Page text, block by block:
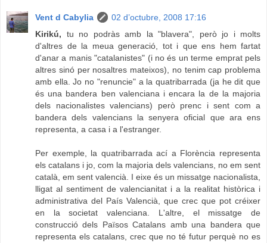
Vent d Cabylia
02 d’octubre, 2008 17:16
Kirikú, tu no podràs amb la "blavera", però jo i molts
d'altres de la meua generació, tot i que ens hem fartat
d'anar a manis "catalanistes" (i no és un terme emprat pels
altres sinó per nosaltres mateixos), no tenim cap problema
amb ella. Jo no "renuncie" a la quatribarrada (ja he dit que
és una bandera ben valenciana i encara la de la majoria
dels nacionalistes valencians) però prenc i sent com a
bandera dels valencians la senyera oficial que ara ens
representa, a casa i a l'estranger.
Per exemple, la quatribarrada ací a Florència representa
els catalans i jo, com la majoria dels valencians, no em sent
català, em sent valencià. I eixe és un missatge nacionalista,
lligat al sentiment de valencianitat i a la realitat històrica i
administrativa del País Valencià, que crec que pot créixer
en la societat valenciana. L'altre, el missatge de
construcció dels Països Catalans amb una bandera que
representa els catalans, crec que no té futur perquè no es